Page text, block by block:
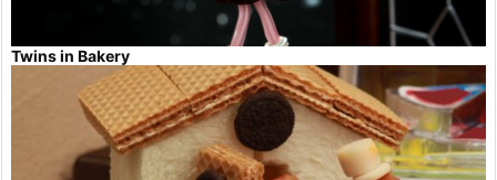
Twins in Bakery